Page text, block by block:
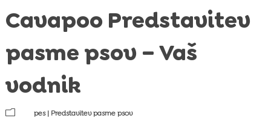
Cavapoo Predstavitev
pasme psov – Vaš
vodnik
m pes| Predstavitev pasme psov